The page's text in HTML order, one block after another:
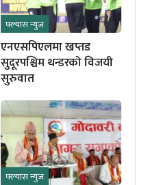
फ्ल्यास न्युज
एनएसपिएलमा खप्तड
सुदूरपश्चिम थन्डरको विजयी
सुरुवात
फ्ल्यास न्युज